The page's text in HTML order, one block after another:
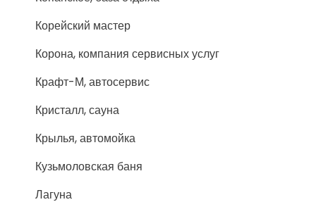
Корейский мастер
Корона, компания сервисных услуг
Крафт-М, автосервис
Кристалл, сауна
Крылья, автомойка
Кузьмоловская баня
Лагуна